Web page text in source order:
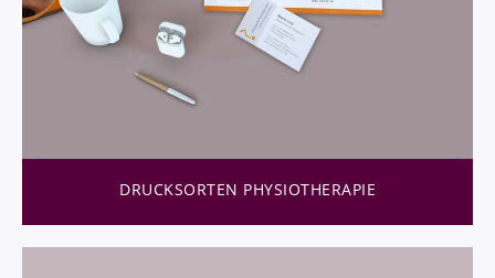
DRUCKSORTEN PHYSIOTHERAPIE